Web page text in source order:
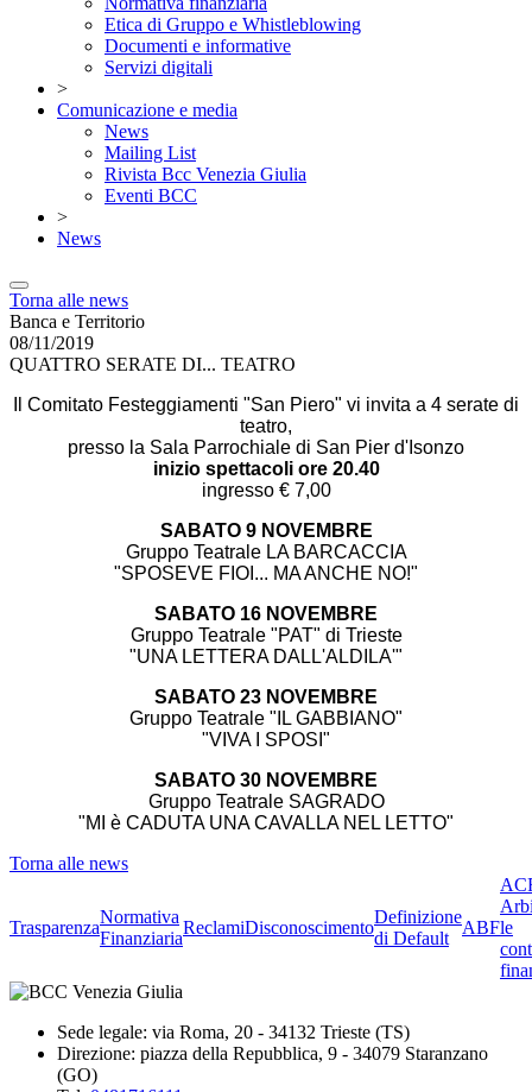
Etica di Gruppo e Whistleblowing
Documenti e informative
Servizi digitali
>
Comunicazione e media
News
Mailing List
Rivista Bcc Venezia Giulia
Eventi BCC
>
News
Torna alle news
Banca e Territorio
08/11/2019
QUATTRO SERATE DI... TEATRO
Il Comitato Festeggiamenti "San Piero" vi invita a 4 serate di
teatro,
presso la Sala Parrochiale di San Pier d'Isonzo
inizio spettacoli ore 20.40
ingresso € 7,00
SABATO 9 NOVEMBRE
Gruppo Teatrale LA BARCACCIA
"SPOSEVE FIOI... MA ANCHE NO!"
SABATO 16 NOVEMBRE
Gruppo Teatrale "PAT" di Trieste
"UNA LETTERA DALL'ALDILA'"
SABATO 23 NOVEMBRE
Gruppo Teatrale "IL GABBIANO"
"VIVA I SPOSI"
SABATO 30 NOVEMBRE
Gruppo Teatrale SAGRADO
"MI è CADUTA UNA CAVALLA NEL LETTO"
Torna alle news
Trasparenza
Normativa
Finanziaria
ReclamiDisconoscimento
Definizione
di Default
ABFle
Sede legale: via Roma, 20 - 34132 Trieste (TS)
Direzione: piazza della Repubblica, 9 - 34079 Staranzano
(GO)